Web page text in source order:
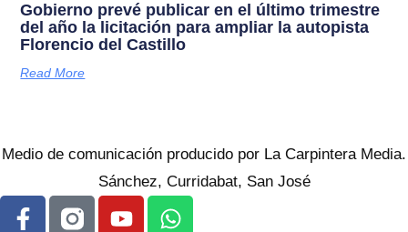
Gobierno prevé publicar en el último trimestre
del año la licitación para ampliar la autopista
Florencio del Castillo
Read More
Medio de comunicación producido por La Carpintera Media.
Sánchez, Curridabat, San José